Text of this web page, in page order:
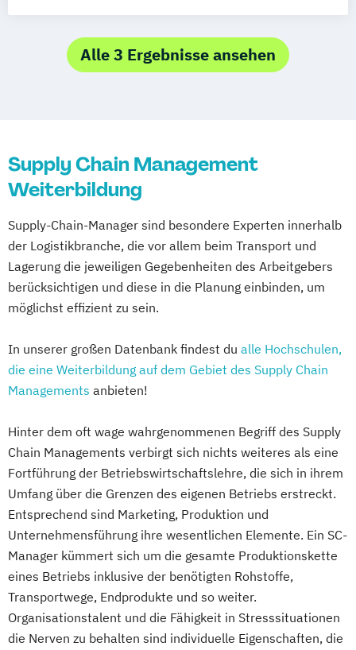
Logistik
Logistik Dienstleistungen
Logistik Frachtverkehr
Supply Chain Management
Logistikmanagement und Planung
Logistikmanagement
Lagerverwaltung für Procurement Prozesse
Materialmanagement und Logistik
Produkt- und Außenwirtschaft
Transportwesen im Außenhandel
Speditionslogistik und Beschaffungswesen
Speditionssachbearbeiter Lagerwirtschaft
Supply Chain Management in Einkauf und
Logistik
Supply Chain Management in der Logistik
Supply Chain Management
Einkauf und Logistik
Transport und Lagerwirtschaft
Transportwirtschaft und Logistik
Alle 3 Ergebnisse ansehen
Supply Chain Management
Weiterbildung
Supply-Chain-Manager sind besondere Experten innerhalb
der Logistikbranche, die vor allem beim Transport und
Lagerung die jeweiligen Gegebenheiten des Arbeitgebers
berücksichtigen und diese in die Planung einbinden, um
möglichst effizient zu sein.
In unserer großen Datenbank findest du alle Hochschulen,
die eine Weiterbildung auf dem Gebiet des Supply Chain
Managements anbieten!
Hinter dem oft wage wahrgenommenen Begriff des Supply
Chain Managements verbirgt sich nichts weiteres als eine
Fortführung der Betriebswirtschaftslehre, die sich in ihrem
Umfang über die Grenzen des eigenen Betriebs erstreckt.
Entsprechend sind Marketing, Produktion und
Unternehmensführung ihre wesentlichen Elemente. Ein SC-
Manager kümmert sich um die gesamte Produktionskette
eines Betriebs inklusive der benötigten Rohstoffe,
Transportwege, Endprodukte und so weiter.
Organisationstalent und die Fähigkeit in Stresssituationen
die Nerven zu behalten sind individuelle Eigenschaften, die